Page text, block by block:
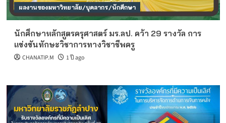
ผลงานของมหาวิทยาลัย/บุคลากร/นักศึกษา
นักศึกษาหลักสูตรครุศาสตร์ มร.ลป. คว้า 29 รางวัล การ
แข่งขันทักษะวิชาการทางวิชาชีพครู
CHANATIP.M 1 ปี ago